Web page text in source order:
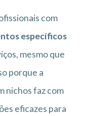
com
específicos
mesmo que
porque a
nichos faz com
eficazes para